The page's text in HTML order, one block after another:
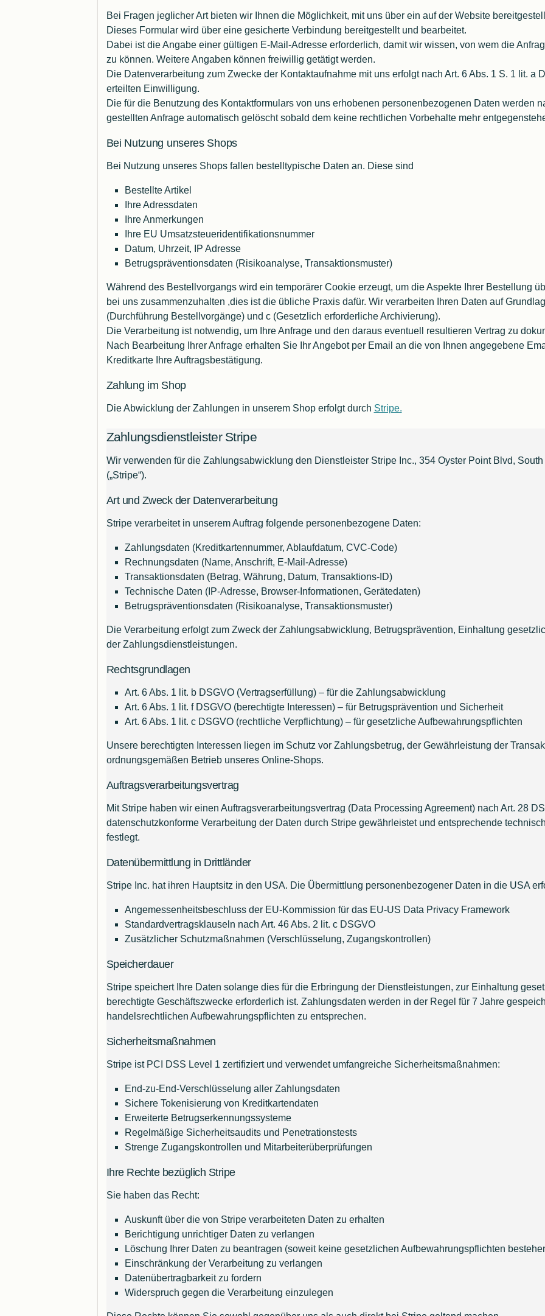
Bei Fragen jeglicher Art bieten wir Ihnen die Möglichkeit, mit uns über ein auf der Website
Dieses Formular wird über eine gesicherte Verbindung bereitgestellt und bearbeitet.
Dabei ist die Angabe einer gültigen E-Mail-Adresse erforderlich, damit wir wissen, von wem die
zu können. Weitere Angaben können freiwillig getätigt werden.
Die Datenverarbeitung zum Zwecke der Kontaktaufnahme mit uns erfolgt nach Art. 6 Abs. 1 S. 1 lit. a
erteilten Einwilligung.
Die für die Benutzung des Kontaktformulars von uns erhobenen personenbezogenen Daten werden
gestellten Anfrage automatisch gelöscht sobald dem keine rechtlichen Vorbehalte mehr
Bei Nutzung unseres Shops
Bei Nutzung unseres Shops fallen bestelltypische Daten an. Diese sind
Bestellte Artikel
Ihre Adressdaten
Ihre Anmerkungen
Ihre EU Umsatzsteueridentifikationsnummer
Datum, Uhrzeit, IP Adresse
Betrugspräventionsdaten (Risikoanalyse, Transaktionsmuster)
Während des Bestellvorgangs wird ein temporärer Cookie erzeugt, um die Aspekte Ihrer Bestellung
bei uns zusammenzuhalten ,dies ist die übliche Praxis dafür. Wir verarbeiten Ihren Daten auf
(Durchführung Bestellvorgänge) und c (Gesetzlich erforderliche Archivierung).
Die Verarbeitung ist notwendig, um Ihre Anfrage und den daraus eventuell resultieren Vertrag zu
Nach Bearbeitung Ihrer Anfrage erhalten Sie Ihr Angebot per Email an die von Ihnen angegebene
Kreditkarte Ihre Auftragsbestätigung.
Zahlung im Shop
Die Abwicklung der Zahlungen in unserem Shop erfolgt durch Stripe.
Zahlungsdienstleister Stripe
Wir verwenden für die Zahlungsabwicklung den Dienstleister Stripe Inc., 354 Oyster Point Blvd,
(„Stripe“).
Art und Zweck der Datenverarbeitung
Stripe verarbeitet in unserem Auftrag folgende personenbezogene Daten:
Zahlungsdaten (Kreditkartennummer, Ablaufdatum, CVC-Code)
Rechnungsdaten (Name, Anschrift, E-Mail-Adresse)
Transaktionsdaten (Betrag, Währung, Datum, Transaktions-ID)
Technische Daten (IP-Adresse, Browser-Informationen, Gerätedaten)
Betrugspräventionsdaten (Risikoanalyse, Transaktionsmuster)
Die Verarbeitung erfolgt zum Zweck der Zahlungsabwicklung, Betrugsprävention, Einhaltung
der Zahlungsdienstleistungen.
Rechtsgrundlagen
Art. 6 Abs. 1 lit. b DSGVO (Vertragserfüllung) – für die Zahlungsabwicklung
Art. 6 Abs. 1 lit. f DSGVO (berechtigte Interessen) – für Betrugsprävention und Sicherheit
Art. 6 Abs. 1 lit. c DSGVO (rechtliche Verpflichtung) – für gesetzliche Aufbewahrungspflichten
Unsere berechtigten Interessen liegen im Schutz vor Zahlungsbetrug, der Gewährleistung der
ordnungsgemäßen Betrieb unseres Online-Shops.
Auftragsverarbeitungsvertrag
Mit Stripe haben wir einen Auftragsverarbeitungsvertrag (Data Processing Agreement) nach Art. 28
datenschutzkonforme Verarbeitung der Daten durch Stripe gewährleistet und entsprechende
festlegt.
Datenübermittlung in Drittländer
Stripe Inc. hat ihren Hauptsitz in den USA. Die Übermittlung personenbezogener Daten in die USA
Angemessenheitsbeschluss der EU-Kommission für das EU-US Data Privacy Framework
Standardvertragsklauseln nach Art. 46 Abs. 2 lit. c DSGVO
Zusätzlicher Schutzmaßnahmen (Verschlüsselung, Zugangskontrollen)
Speicherdauer
Stripe speichert Ihre Daten solange dies für die Erbringung der Dienstleistungen, zur Einhaltung
berechtigte Geschäftszwecke erforderlich ist. Zahlungsdaten werden in der Regel für 7 Jahre
handelsrechtlichen Aufbewahrungspflichten zu entsprechen.
Sicherheitsmaßnahmen
Stripe ist PCI DSS Level 1 zertifiziert und verwendet umfangreiche Sicherheitsmaßnahmen:
End-zu-End-Verschlüsselung aller Zahlungsdaten
Sichere Tokenisierung von Kreditkartendaten
Erweiterte Betrugserkennungssysteme
Regelmäßige Sicherheitsaudits und Penetrationstests
Strenge Zugangskontrollen und Mitarbeiterüberprüfungen
Ihre Rechte bezüglich Stripe
Sie haben das Recht:
Auskunft über die von Stripe verarbeiteten Daten zu erhalten
Berichtigung unrichtiger Daten zu verlangen
Löschung Ihrer Daten zu beantragen (soweit keine gesetzlichen Aufbewahrungspflichten
Einschränkung der Verarbeitung zu verlangen
Datenübertragbarkeit zu fordern
Widerspruch gegen die Verarbeitung einzulegen